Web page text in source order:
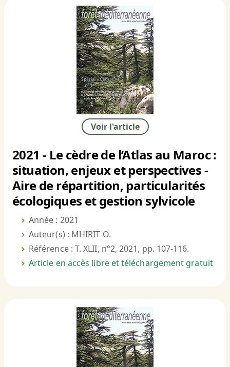
Voir l'article
2021 - Le cèdre de l’Atlas au Maroc :
situation, enjeux et perspectives -
Aire de répartition, particularités
écologiques et gestion sylvicole
Année : 2021
Auteur(s) : MHIRIT O.
Référence : T. XLII, n°2, 2021, pp. 107-116.
Article en accès libre et téléchargement gratuit